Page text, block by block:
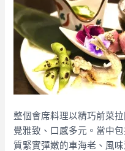
整個會席料理以精巧前菜
覺雅致、口感多元。當中
質緊實彈嫩的車海老、風